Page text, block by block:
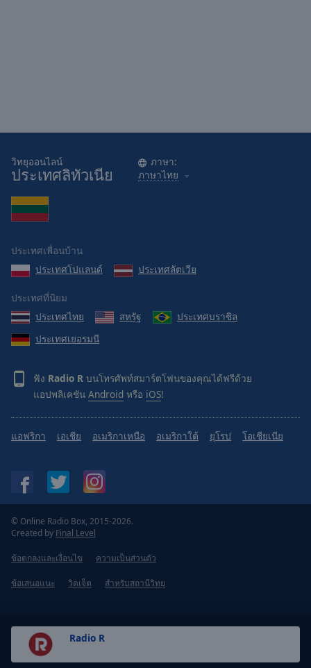
Radio R
วิทยุออนไลน์
ประเทศลิทัวเนีย
ภาษา:
ภาษาไทย
ประเทศเพื่อนบ้าน
ประเทศโปแลนด์
ประเทศลัตเวีย
ประเทศที่นิยม
ประเทศไทย
สหรัฐ
ประเทศบราซิล
ประเทศเยอรมนี
ฟัง Radio R บนโทรศัพท์สมาร์ตโฟนของคุณได้ฟรีด้วย
แอปพลิเคชัน Android หรือ iOS!
แอฟริกา เอเชีย อเมริกาเหนือ อเมริกาใต้ ยุโรป โอเชียเนีย
© Online Radio Box, 2015-2026.
Created by Final Level
ข้อตกลงและเงื่อนไข ความเป็นส่วนตัว
ข้อเสนอแนะ วิดเจ็ต สำหรับสถานีวิทยุ